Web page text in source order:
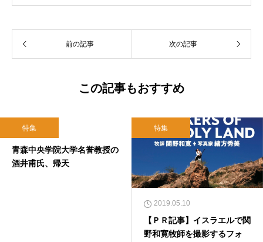
前の記事 次の記事
この記事もおすすめ
特集
2019.02.05
青森中央学院大学名誉教授の
酒井甫氏、帰天
特集
2019.05.10
【ＰＲ記事】イスラエルで関
野和寛牧師を撮影するフォ